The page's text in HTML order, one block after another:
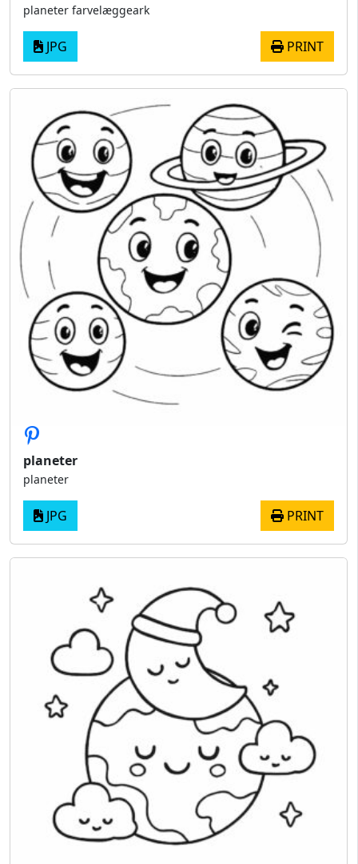
planeter farvelæggeark
JPG PRINT
planeter
planeter
JPG PRINT